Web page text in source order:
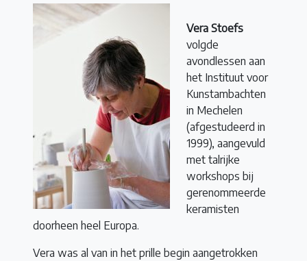
Vera Stoefs
volgde
avondlessen aan
het Instituut voor
Kunstambachten
in Mechelen
(afgestudeerd in
1999), aangevuld
met talrijke
workshops bij
gerenommeerde
keramisten
doorheen heel Europa.
Vera was al van in het prille begin aangetrokken